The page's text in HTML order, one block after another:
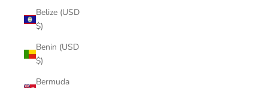
Belize (USD
$)
Benin (USD
$)
Bermuda